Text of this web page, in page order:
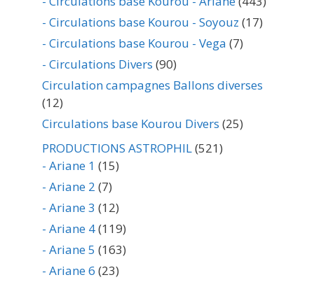
- Circulations base Kourou - Soyouz (17)
- Circulations base Kourou - Vega (7)
- Circulations Divers (90)
Circulation campagnes Ballons diverses
(12)
Circulations base Kourou Divers (25)
PRODUCTIONS ASTROPHIL(521)
- Ariane 1 (15)
- Ariane 2 (7)
- Ariane 3 (12)
- Ariane 4(119)
- Ariane 5 (163)
- Ariane 6 (23)